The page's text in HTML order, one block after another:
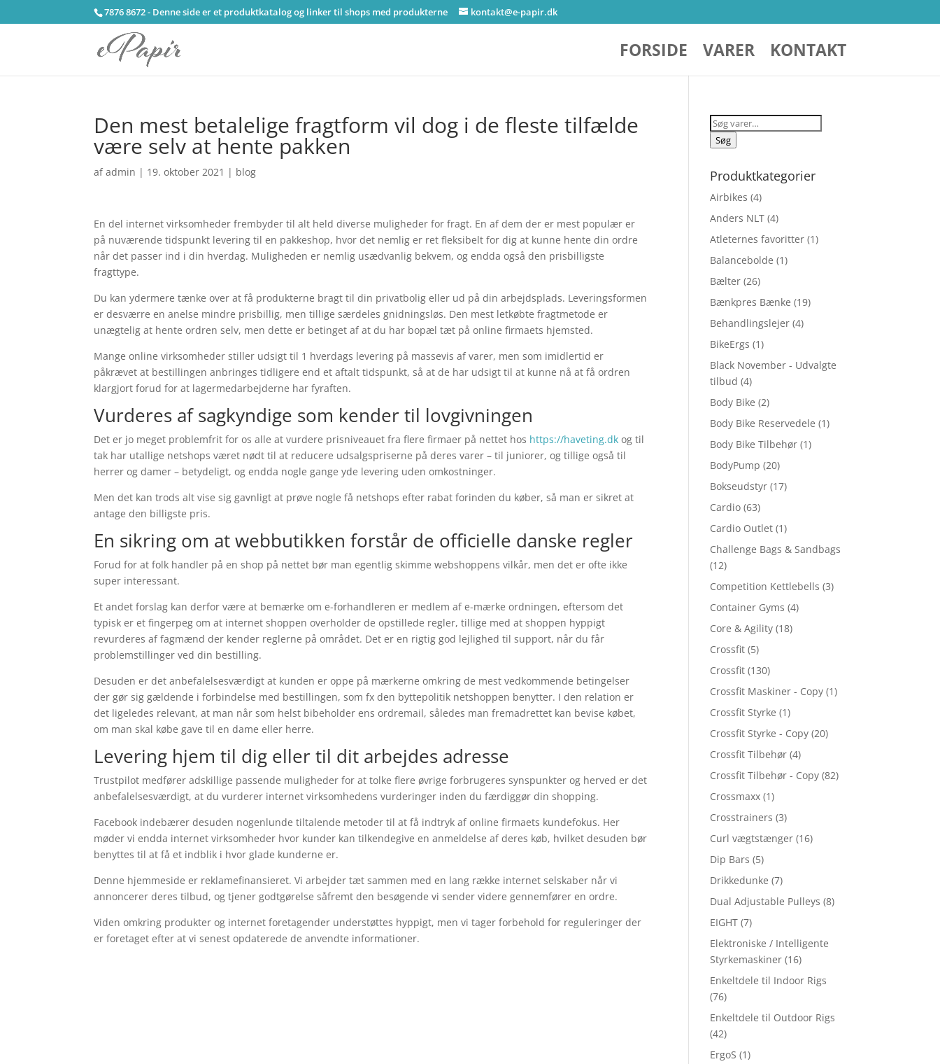
7876 8672 - Denne side er et produktkatalog og linker til shops med produkterne kontakt@e-papir.dk
FORSIDE VARER KONTAKT
Den mest betalelige fragtform vil dog i de fleste tilfælde
være selv at hente pakken
afadmin | 19. oktober 2021 | blog
En del internet virksomheder frembyder til alt held diverse muligheder for fragt. En af dem der er mest populær er
på nuværende tidspunkt levering til en pakkeshop, hvor det nemlig er ret fleksibelt for dig at kunne hente din ordre
når det passer ind i din hverdag. Muligheden er nemlig usædvanlig bekvem, og endda også den prisbilligste
fragttype.
Du kan ydermere tænke over at få produkterne bragt til din privatbolig eller ud på din arbejdsplads. Leveringsformen
er desværre en anelse mindre prisbillig, men tillige særdeles gnidningsløs. Den mest letkøbte fragtmetode er
unægtelig at hente ordren selv, men dette er betinget af at du har bopæl tæt på online firmaets hjemsted.
Mange online virksomheder stiller udsigt til 1 hverdags levering på massevis af varer, men som imidlertid er
påkrævet at bestillingen anbringes tidligere end et aftalt tidspunkt, så at de har udsigt til at kunne nå at få ordren
klargjort forud for at lagermedarbejderne har fyraften.
Vurderes af sagkyndige som kender til lovgivningen
Det er jo meget problemfrit for os alle at vurdere prisniveauet fra flere firmaer på nettet hos https://haveting.dk og til
tak har utallige netshops været nødt til at reducere udsalgspriserne på deres varer – til juniorer, og tillige også til
herrer og damer – betydeligt, og endda nogle gange yde levering uden omkostninger.
Men det kan trods alt vise sig gavnligt at prøve nogle få netshops efter rabat forinden du køber, så man er sikret at
antage den billigste pris.
En sikring om at webbutikken forstår de officielle danske regler
Forud for at folk handler på en shop på nettet bør man egentlig skimme webshoppens vilkår, men det er ofte ikke
super interessant.
Et andet forslag kan derfor være at bemærke om e-forhandleren er medlem af e-mærke ordningen, eftersom det
typisk er et fingerpeg om at internet shoppen overholder de opstillede regler, tillige med at shoppen hyppigt
revurderes af fagmænd der kender reglerne på området. Det er en rigtig god lejlighed til support, når du får
problemstillinger ved din bestilling.
Desuden er det anbefalelsesværdigt at kunden er oppe på mærkerne omkring de mest vedkommende betingelser
der gør sig gældende i forbindelse med bestillingen, som fx den byttepolitik netshoppen benytter. I den relation er
det ligeledes relevant, at man når som helst bibeholder ens ordremail, således man fremadrettet kan bevise købet,
om man skal købe gave til en dame eller herre.
Levering hjem til dig eller til dit arbejdes adresse
Trustpilot medfører adskillige passende muligheder for at tolke flere øvrige forbrugeres synspunkter og herved er det
anbefalelsesværdigt, at du vurderer internet virksomhedens vurderinger inden du færdiggør din shopping.
Facebook indebærer desuden nogenlunde tiltalende metoder til at få indtryk af online firmaets kundefokus. Her
møder vi endda internet virksomheder hvor kunder kan tilkendegive en anmeldelse af deres køb, hvilket desuden bør
benyttes til at få et indblik i hvor glade kunderne er.
Denne hjemmeside er reklamefinansieret. Vi arbejder tæt sammen med en lang række internet selskaber når vi
annoncerer deres tilbud, og tjener godtgørelse såfremt den besøgende vi sender videre gennemfører en ordre.
Viden omkring produkter og internet foretagender understøttes hyppigt, men vi tager forbehold for reguleringer der
er foretaget efter at vi senest opdaterede de anvendte informationer.
Søg
efter:
Søg
Produktkategorier
Airbikes (4)
Anders NLT (4)
Atleternes favoritter (1)
Balancebolde (1)
Bælter (26)
Bænkpres Bænke (19)
Behandlingslejer (4)
BikeErgs (1)
Black November - Udvalgte
tilbud (4)
Body Bike (2)
Body Bike Reservedele (1)
Body Bike Tilbehør (1)
BodyPump (20)
Bokseudstyr (17)
Cardio (63)
Cardio Outlet (1)
Challenge Bags & Sandbags
(12)
Competition Kettlebells (3)
Container Gyms (4)
Core & Agility (18)
Crossfit (5)
Crossfit (130)
Crossfit Maskiner - Copy (1)
Crossfit Styrke (1)
Crossfit Styrke - Copy (20)
Crossfit Tilbehør (4)
Crossfit Tilbehør - Copy (82)
Crossmaxx (1)
Crosstrainers (3)
Curl vægtstænger (16)
Dip Bars (5)
Drikkedunke (7)
Dual Adjustable Pulleys (8)
EIGHT (7)
Elektroniske / Intelligente
Styrkemaskiner (16)
Enkeltdele til Indoor Rigs
(76)
Enkeltdele til Outdoor Rigs
(42)
ErgoS (1)